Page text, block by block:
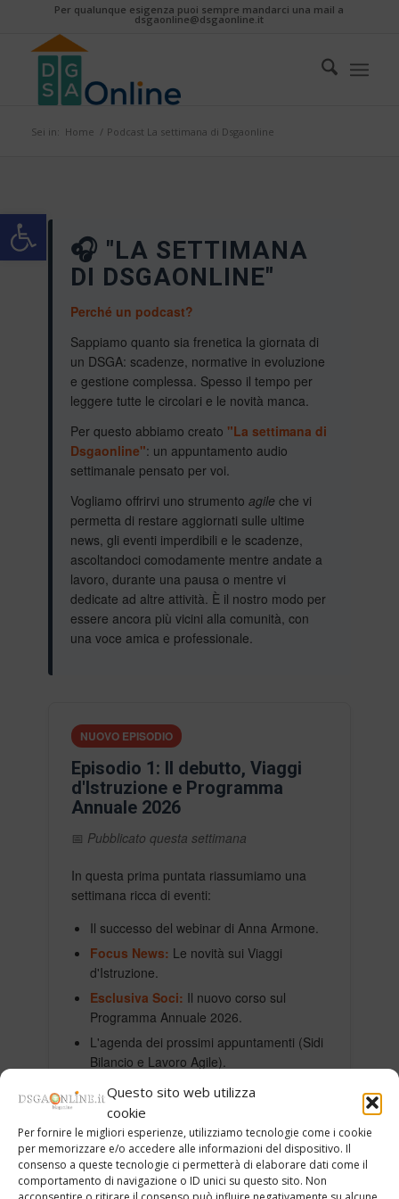
Apri la barra degli strumenti
Questo sito web utilizza
cookie
Per fornire le migliori esperienze, utilizziamo tecnologie come i cookie
per memorizzare e/o accedere alle informazioni del dispositivo. Il
consenso a queste tecnologie ci permetterà di elaborare dati come il
comportamento di navigazione o ID unici su questo sito. Non
Per qualunque esigenza puoi sempre mandarci una mail a
dsgaonline@dsgaonline.it
Sei in: Home / Podcast La settimana di Dsgaonline
🎧 "LA SETTIMANA
DI DSGAONLINE"
Perché un podcast?
Sappiamo quanto sia frenetica la giornata di
un DSGA: scadenze, normative in evoluzione
e gestione complessa. Spesso il tempo per
leggere tutte le circolari e le novità manca.
Per questo abbiamo creato "La settimana di
Dsgaonline": un appuntamento audio
settimanale pensato per voi.
Vogliamo offrirvi uno strumento agileche vi
permetta di restare aggiornati sulle ultime
news, gli eventi imperdibili e le scadenze,
ascoltandoci comodamente mentre andate a
lavoro, durante una pausa o mentre vi
dedicate ad altre attività. È il nostro modo per
essere ancora più vicini alla comunità, con
una voce amica e professionale.
NUOVO EPISODIO
Episodio 1: Il debutto, Viaggi
d'Istruzione e Programma
Annuale 2026
📅 Pubblicato questa settimana
In questa prima puntata riassumiamo una
settimana ricca di eventi:
Il successo del webinar di Anna Armone.
Focus News: Le novità sui Viaggi
d'Istruzione.
Esclusiva Soci: Il nuovo corso sul
Programma Annuale 2026.
L'agenda dei prossimi appuntamenti (Sidi
Bilancio e Lavoro Agile).